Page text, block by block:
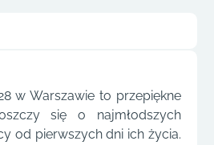
w Warszawie to przepiękne
się o najmłodszych
od pierwszych dni ich życia.